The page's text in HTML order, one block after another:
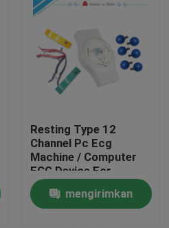
Resting Type 12
Channel Pc Ecg
Machine / Computer
ECG Device For
Medical
mengirimkan